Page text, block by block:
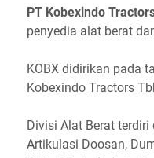
PT Kоbеxіndо
penyedia alat berat
KOBX didirikan pada
Kobexindo Tractors
Divisi Alat Berat
Artikulasi Doosan,